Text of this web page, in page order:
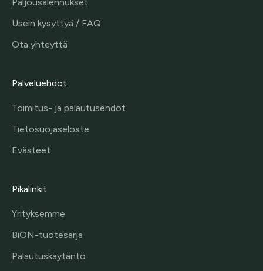
Usein kysyttyä / FAQ
Ota yhteyttä
Palveluehdot
Toimitus- ja palautusehdot
Tietosuojaseloste
Evästeet
Pikalinkit
Yrityksemme
BiON-tuotesarja
Palautuskäytäntö